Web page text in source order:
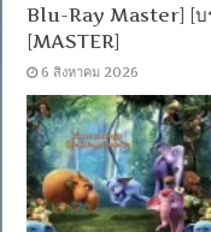
Blu-Ray Master] [บ
[MASTER]
6 สิงหาคม 2026